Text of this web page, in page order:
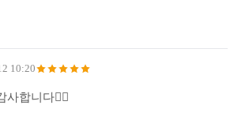
10:20
사합니다🙇‍♂️